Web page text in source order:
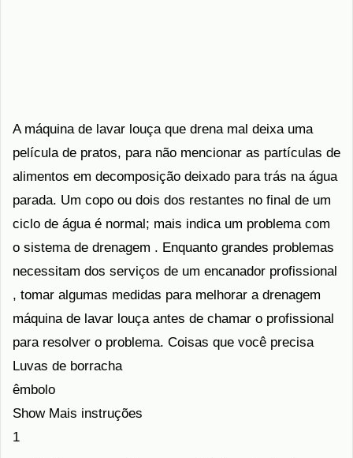
A máquina de lavar louça que drena mal deixa uma
película de pratos, para não mencionar as partículas de
alimentos em decomposição deixado para trás na água
parada. Um copo ou dois dos restantes no final de um
ciclo de água é normal; mais indica um problema com
o sistema de drenagem . Enquanto grandes problemas
necessitam dos serviços de um encanador profissional
, tomar algumas medidas para melhorar a drenagem
máquina de lavar louça antes de chamar o profissional
para resolver o problema. Coisas que você precisa
Luvas de borracha
êmbolo
Show Mais instruções
1